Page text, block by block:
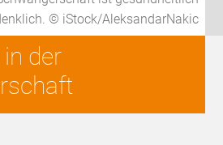
© iStock/AleksandarNakic
der